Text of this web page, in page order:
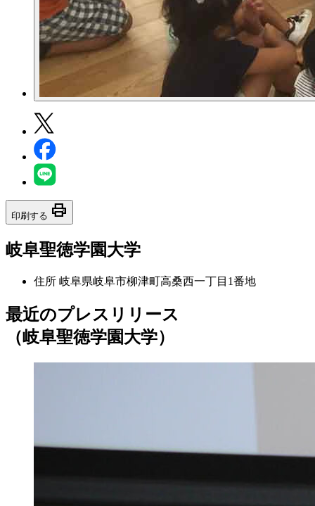
印刷する print
岐阜聖徳学園大学
住所 岐阜県岐阜市柳津町高桑西一丁目1番地
最近のプレスリリース
（岐阜聖徳学園大学）